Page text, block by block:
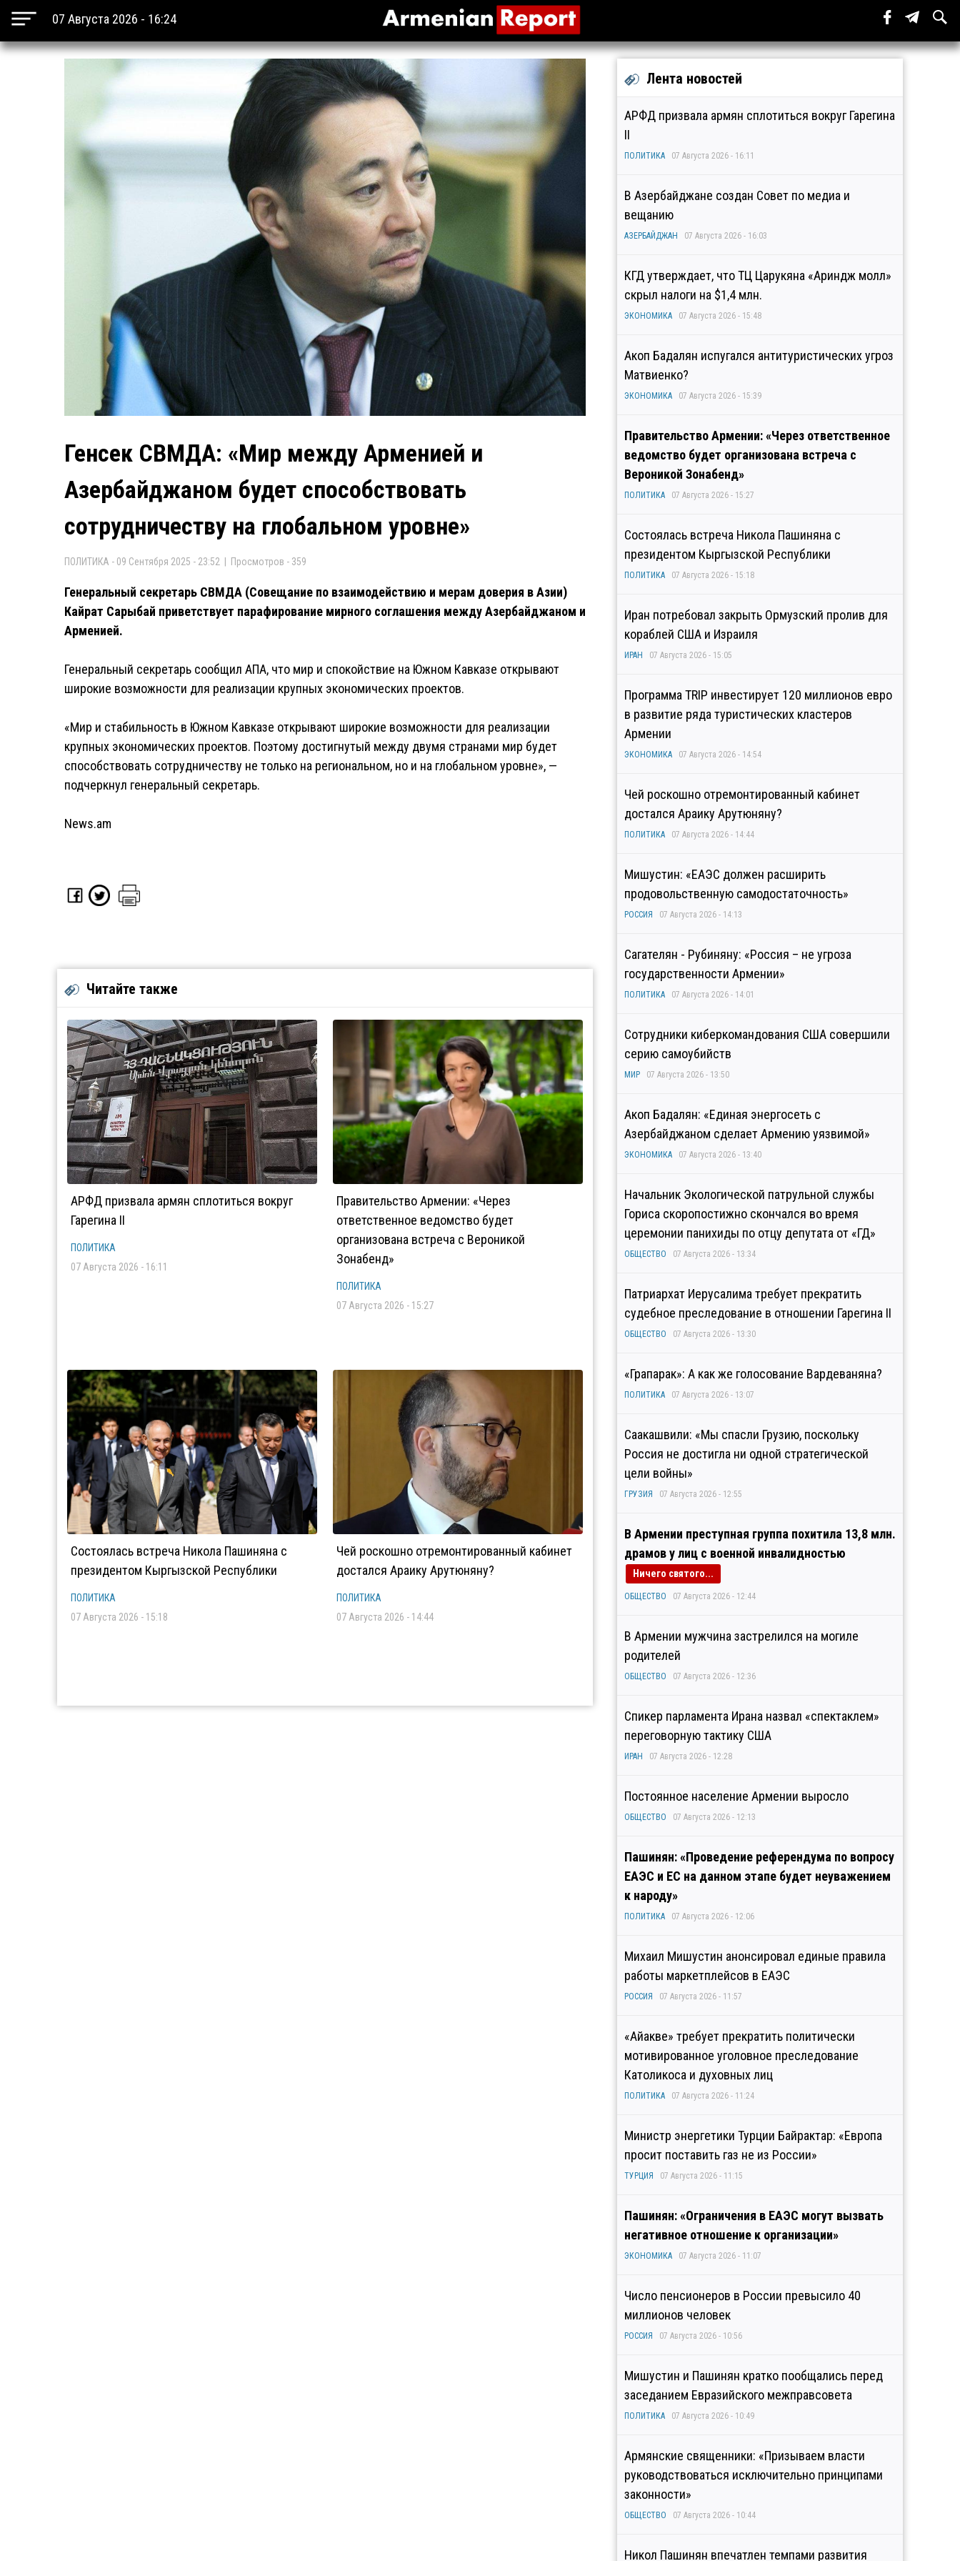
07 Августа 2026 - 16:24
Генсек СВМДА: «Мир между Арменией и
Азербайджаном будет способствовать
сотрудничеству на глобальном уровне»
ПОЛИТИКА - 09 Сентября 2025 - 23:52 | Просмотров - 359
Генеральный секретарь СВМДА (Совещание по взаимодействию и мерам доверия в Азии)
Кайрат Сарыбай приветствует парафирование мирного соглашения между Азербайджаном и
Арменией.
Генеральный секретарь сообщил АПА, что мир и спокойствие на Южном Кавказе открывают
широкие возможности для реализации крупных экономических проектов.
«Мир и стабильность в Южном Кавказе открывают широкие возможности для реализации
крупных экономических проектов. Поэтому достигнутый между двумя странами мир будет
способствовать сотрудничеству не только на региональном, но и на глобальном уровне», —
подчеркнул генеральный секретарь.
News.am
Читайте также
АРФД призвала армян сплотиться вокруг
Гарегина II
ПОЛИТИКА
07 Августа 2026 - 16:11
Правительство Армении: «Через
ответственное ведомство будет
организована встреча с Вероникой
Зонабенд»
ПОЛИТИКА
07 Августа 2026 - 15:27
Состоялась встреча Никола Пашиняна с
президентом Кыргызской Республики
ПОЛИТИКА
07 Августа 2026 - 15:18
Чей роскошно отремонтированный кабинет
достался Араику Арутюняну?
ПОЛИТИКА
07 Августа 2026 - 14:44
Лента новостей
АРФД призвала армян сплотиться вокруг Гарегина
II
ПОЛИТИКА 07 Августа 2026 - 16:11
В Азербайджане создан Совет по медиа и
вещанию
АЗЕРБАЙДЖАН 07 Августа 2026 - 16:03
КГД утверждает, что ТЦ Царукяна «Ариндж молл»
скрыл налоги на $1,4 млн.
ЭКОНОМИКА 07 Августа 2026 - 15:48
Акоп Бадалян испугался антитуристических угроз
Матвиенко?
ЭКОНОМИКА 07 Августа 2026 - 15:39
Правительство Армении: «Через ответственное
ведомство будет организована встреча с
Вероникой Зонабенд»
ПОЛИТИКА 07 Августа 2026 - 15:27
Состоялась встреча Никола Пашиняна с
президентом Кыргызской Республики
ПОЛИТИКА 07 Августа 2026 - 15:18
Иран потребовал закрыть Ормузский пролив для
кораблей США и Израиля
ИРАН 07 Августа 2026 - 15:05
Программа TRIP инвестирует 120 миллионов евро
в развитие ряда туристических кластеров
Армении
ЭКОНОМИКА 07 Августа 2026 - 14:54
Чей роскошно отремонтированный кабинет
достался Араику Арутюняну?
ПОЛИТИКА 07 Августа 2026 - 14:44
Мишустин: «ЕАЭС должен расширить
продовольственную самодостаточность»
РОССИЯ 07 Августа 2026 - 14:13
Сагателян - Рубиняну: «Россия – не угроза
государственности Армении»
ПОЛИТИКА 07 Августа 2026 - 14:01
Сотрудники киберкомандования США совершили
серию самоубийств
МИР 07 Августа 2026 - 13:50
Акоп Бадалян: «Единая энергосеть с
Азербайджаном сделает Армению уязвимой»
ЭКОНОМИКА 07 Августа 2026 - 13:40
Начальник Экологической патрульной службы
Гориса скоропостижно скончался во время
церемонии панихиды по отцу депутата от «ГД»
ОБЩЕСТВО 07 Августа 2026 - 13:34
Патриархат Иерусалима требует прекратить
судебное преследование в отношении Гарегина II
ОБЩЕСТВО 07 Августа 2026 - 13:30
«Грапарак»: А как же голосование Вардеваняна?
ПОЛИТИКА 07 Августа 2026 - 13:07
Саакашвили: «Мы спасли Грузию, поскольку
Россия не достигла ни одной стратегической
цели войны»
ГРУЗИЯ 07 Августа 2026 - 12:55
В Армении преступная группа похитила 13,8 млн.
драмов у лиц с военной инвалидностью
Ничего святого...
ОБЩЕСТВО 07 Августа 2026 - 12:44
В Армении мужчина застрелился на могиле
родителей
ОБЩЕСТВО 07 Августа 2026 - 12:36
Спикер парламента Ирана назвал «спектаклем»
переговорную тактику США
ИРАН 07 Августа 2026 - 12:28
Постоянное население Армении выросло
ОБЩЕСТВО 07 Августа 2026 - 12:13
Пашинян: «Проведение референдума по вопросу
ЕАЭС и ЕС на данном этапе будет неуважением
к народу»
ПОЛИТИКА 07 Августа 2026 - 12:06
Михаил Мишустин анонсировал единые правила
работы маркетплейсов в ЕАЭС
РОССИЯ 07 Августа 2026 - 11:57
«Айакве» требует прекратить политически
мотивированное уголовное преследование
Католикоса и духовных лиц
ПОЛИТИКА 07 Августа 2026 - 11:24
Министр энергетики Турции Байрактар: «Европа
просит поставить газ не из России»
ТУРЦИЯ 07 Августа 2026 - 11:15
Пашинян: «Ограничения в ЕАЭС могут вызвать
негативное отношение к организации»
ЭКОНОМИКА 07 Августа 2026 - 11:07
Число пенсионеров в России превысило 40
миллионов человек
РОССИЯ 07 Августа 2026 - 10:56
Мишустин и Пашинян кратко пообщались перед
заседанием Евразийского межправсовета
ПОЛИТИКА 07 Августа 2026 - 10:49
Армянские священники: «Призываем власти
руководствоваться исключительно принципами
законности»
ОБЩЕСТВО 07 Августа 2026 - 10:44
Никол Пашинян впечатлен темпами развития